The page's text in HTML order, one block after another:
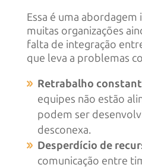
Essa é uma
muitas organizações
falta de integração
que leva a problemas
Retrabalho
equipes não estão
podem ser
desconexa.
Desperdício de
comunicação entre